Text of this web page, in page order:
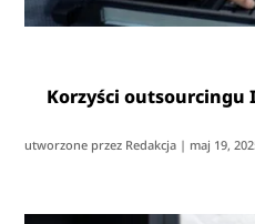
Korzyści outsourcingu
utworzone przez Redakcja | maj 19,